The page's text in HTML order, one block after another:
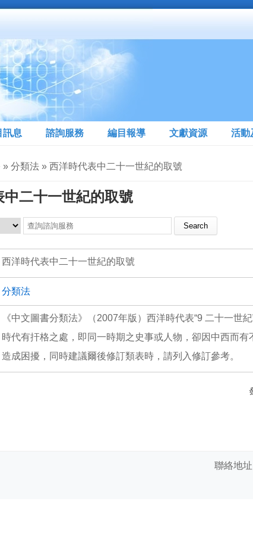
訊息 諮詢服務 編目報導 文獻資源 活動
分類法 » 西洋時代表中二十一世紀的取號
中二十一世紀的取號
Search this site
西洋時代表中二十一世紀的取號
分類法
《中文圖書分類法》（2007年版）西洋時代表“9 二十一世
時代有扞格之處，即同一時期之史事或人物，卻因中西而
造成困擾，同時建議爾後修訂類表時，請列入修訂參考。
聯絡地